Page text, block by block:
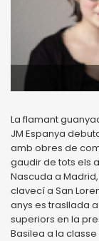
La flamant
JM Espanya
amb obres de
gaudir de tots els
Nascuda a
clavecí a San
anys es trasllada
superiors en la
Basilea a la